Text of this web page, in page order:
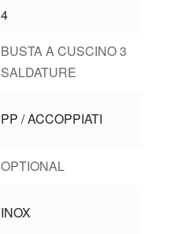
4
BUSTA A CUSCINO 3
SALDATURE
PP / ACCOPPIATI
OPTIONAL
INOX